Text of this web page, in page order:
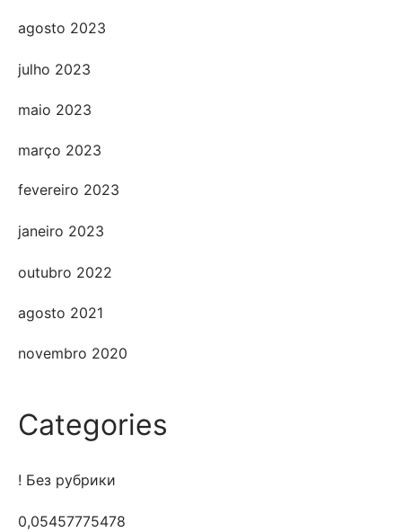
agosto 2023
julho 2023
maio 2023
março 2023
fevereiro 2023
janeiro 2023
outubro 2022
agosto 2021
novembro 2020
Categories
! Без рубрики
0,05457775478